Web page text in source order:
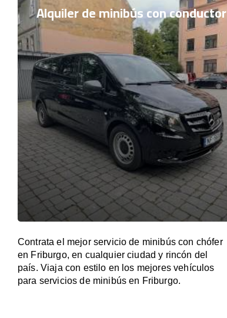
Alquiler de minibús con conductor
Contrata el mejor servicio de minibús con chófer
en Friburgo, en cualquier ciudad y rincón del
país. Viaja con estilo en los mejores vehículos
para servicios de minibús en Friburgo.